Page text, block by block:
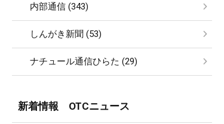
内部通信 (343)
しんがき新聞 (53)
ナチュール通信ひらた (29)
新着情報 OTCニュース